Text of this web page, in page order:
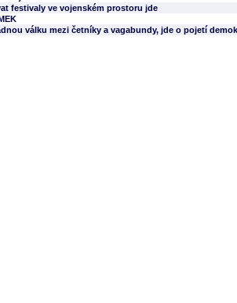
festivaly ve vojenském prostoru jde
válku mezi četníky a vagabundy, jde o pojetí